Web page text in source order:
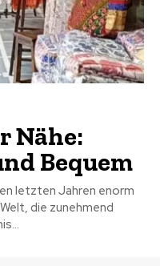
Nähe:
Bequem
letzten Jahren enorm
die zunehmend